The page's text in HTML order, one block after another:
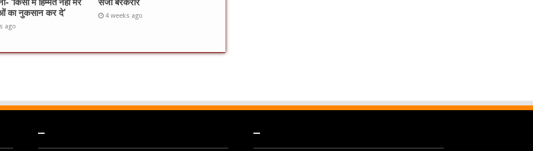
‘किसी में हिम्मत नहीं मेरे
का नुकसान कर दे’
ago
सजा बरकरार
4 weeks ago
– –